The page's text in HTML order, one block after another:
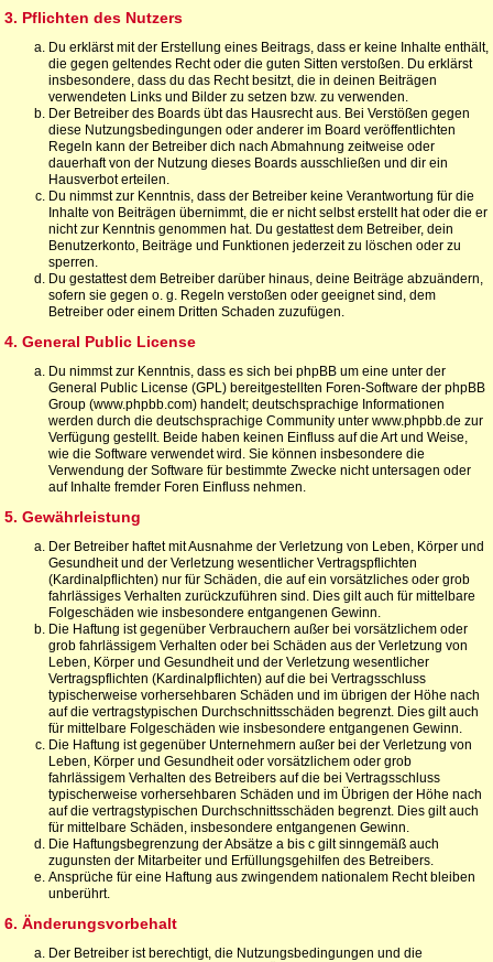
3. Pflichten des Nutzers
Du erklärst mit der Erstellung eines Beitrags, dass er keine Inhalte enthält,
die gegen geltendes Recht oder die guten Sitten verstoßen. Du erklärst
insbesondere, dass du das Recht besitzt, die in deinen Beiträgen
verwendeten Links und Bilder zu setzen bzw. zu verwenden.
Der Betreiber des Boards übt das Hausrecht aus. Bei Verstößen gegen
diese Nutzungsbedingungen oder anderer im Board veröffentlichten
Regeln kann der Betreiber dich nach Abmahnung zeitweise oder
dauerhaft von der Nutzung dieses Boards ausschließen und dir ein
Hausverbot erteilen.
Du nimmst zur Kenntnis, dass der Betreiber keine Verantwortung für die
Inhalte von Beiträgen übernimmt, die er nicht selbst erstellt hat oder die er
nicht zur Kenntnis genommen hat. Du gestattest dem Betreiber, dein
Benutzerkonto, Beiträge und Funktionen jederzeit zu löschen oder zu
sperren.
Du gestattest dem Betreiber darüber hinaus, deine Beiträge abzuändern,
sofern sie gegen o. g. Regeln verstoßen oder geeignet sind, dem
Betreiber oder einem Dritten Schaden zuzufügen.
4. General Public License
Du nimmst zur Kenntnis, dass es sich bei phpBB um eine unter der
General Public License (GPL) bereitgestellten Foren-Software der phpBB
Group (www.phpbb.com) handelt; deutschsprachige Informationen
werden durch die deutschsprachige Community unter www.phpbb.de zur
Verfügung gestellt. Beide haben keinen Einfluss auf die Art und Weise,
wie die Software verwendet wird. Sie können insbesondere die
Verwendung der Software für bestimmte Zwecke nicht untersagen oder
auf Inhalte fremder Foren Einfluss nehmen.
5. Gewährleistung
Der Betreiber haftet mit Ausnahme der Verletzung von Leben, Körper und
Gesundheit und der Verletzung wesentlicher Vertragspflichten
(Kardinalpflichten) nur für Schäden, die auf ein vorsätzliches oder grob
fahrlässiges Verhalten zurückzuführen sind. Dies gilt auch für mittelbare
Folgeschäden wie insbesondere entgangenen Gewinn.
Die Haftung ist gegenüber Verbrauchern außer bei vorsätzlichem oder
grob fahrlässigem Verhalten oder bei Schäden aus der Verletzung von
Leben, Körper und Gesundheit und der Verletzung wesentlicher
Vertragspflichten (Kardinalpflichten) auf die bei Vertragsschluss
typischerweise vorhersehbaren Schäden und im übrigen der Höhe nach
auf die vertragstypischen Durchschnittsschäden begrenzt. Dies gilt auch
für mittelbare Folgeschäden wie insbesondere entgangenen Gewinn.
Die Haftung ist gegenüber Unternehmern außer bei der Verletzung von
Leben, Körper und Gesundheit oder vorsätzlichem oder grob
fahrlässigem Verhalten des Betreibers auf die bei Vertragsschluss
typischerweise vorhersehbaren Schäden und im Übrigen der Höhe nach
auf die vertragstypischen Durchschnittsschäden begrenzt. Dies gilt auch
für mittelbare Schäden, insbesondere entgangenen Gewinn.
Die Haftungsbegrenzung der Absätze a bis c gilt sinngemäß auch
zugunsten der Mitarbeiter und Erfüllungsgehilfen des Betreibers.
Ansprüche für eine Haftung aus zwingendem nationalem Recht bleiben
unberührt.
6. Änderungsvorbehalt
Der Betreiber ist berechtigt, die Nutzungsbedingungen und die